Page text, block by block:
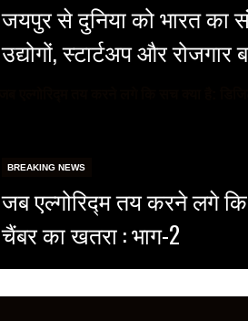
जयपुर से दुनिया को भारत का
उद्योगों, स्टार्टअप और रोजगार
BREAKING NEWS
जब एल्गोरिद्म तय करने लगे
चैंबर का खतरा : भाग-2